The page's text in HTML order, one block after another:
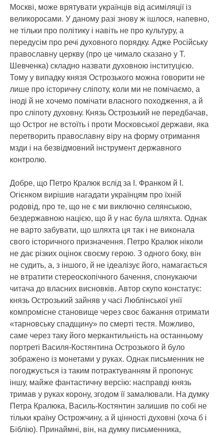
Москві, може врятувати українців від асиміляції із
великоросами. У даному разі знову ж ішлося, напевно,
не тільки про політику і навіть не про культуру, а
передусім про речі духовного порядку. Адже Російську
православну церкву (про це чимало сказано у Т.
Шевченка) складно назвати духовною інституцією.
Тому у випадку князя Острозького можна говорити не
лише про історичну сліпоту, коли ми не помічаємо, а
іноді й не хочемо помічати власного походження, а й
про сліпоту духовну. Князь Острозький не передбачав,
що Острог не встоїть і проти Московської держави, яка
перетворить православну віру на форму отримання
мзди і на безвідмовний інструмент державного
контролю.
Добре, що Петро Кралюк вслід за І. Франком й І.
Огієнком вирішив нагадати українцям про їхній
родовід, про те, що не є ми виключно селянською,
бездержавною нацією, що й у нас була шляхта. Однак
не варто забувати, що шляхта ця так і не виконала
свого історичного призначення. Петро Кралюк ніколи
не дає різких оцінок своєму герою. З одного боку, він
не судить, а, з іншого, й не ідеалізує його, намагається
не втратити стереоскопічного бачення, спонукаючи
читача до власних висновків. Автор скупо констатує:
князь Острозький зайняв у часі Люблінської унії
компромісне становище через своє бажання отримати
«тарновську спадщину» по смерті тестя. Можливо,
саме через таку його меркантильність на останньому
портреті Василя-Костянтина Острозького й було
зображено із монетами у руках. Однак письменник не
погоджується із таким потрактуванням й пропонує
іншу, майже фантастичну версію: насправді князь
тримав у руках корону, згодом її замалювали. На думку
Петра Кралюка, Василь-Костянтин залишив по собі не
тільки країну Острожчину, а й цінності духовні (хоча б і
Біблію). Принаймні, він, на думку письменника,